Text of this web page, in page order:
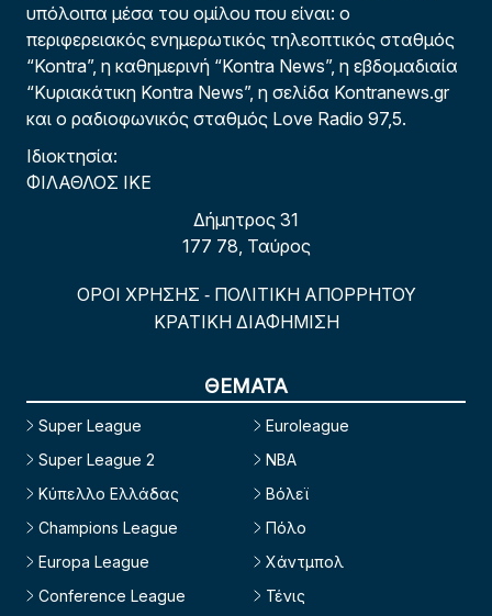
υπόλοιπα μέσα του ομίλου που είναι: ο
περιφερειακός ενημερωτικός τηλεοπτικός σταθμός
“Kontra”, η καθημερινή “Kontra News”, η εβδομαδιαία
“Κυριακάτικη Kontra News”, η σελίδα Kontranews.gr
και ο ραδιοφωνικός σταθμός Love Radio 97,5.
Ιδιοκτησία:
ΦΙΛΑΘΛΟΣ ΙΚΕ
Δήμητρος 31
177 78, Ταύρος
ΟΡΟΙ ΧΡΗΣΗΣ - ΠΟΛΙΤΙΚΗ ΑΠΟΡΡΗΤΟΥ
ΚΡΑΤΙΚΗ ΔΙΑΦΗΜΙΣΗ
ΘΕΜΑΤΑ
Super League
Super League 2
Κύπελλο Ελλάδας
Champions League
Europa League
Conference League
Euroleague
NBA
Βόλεϊ
Πόλο
Χάντμπολ
Τένις